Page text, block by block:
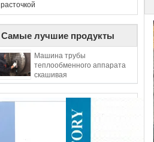
расточкой
Самые лучшие продукты
Машина трубы
теплообменного аппарата
скашивая